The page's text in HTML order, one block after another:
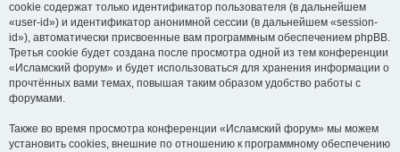
cookie содержат только идентификатор пользователя (в дальнейшем
«user-id») и идентификатор анонимной сессии (в дальнейшем «session-
id»), автоматически присвоенные вам программным обеспечением phpBB.
Третья cookie будет создана после просмотра одной из тем конференции
«Исламский форум» и будет использоваться для хранения информации о
прочтённых вами темах, повышая таким образом удобство работы с
форумами.
Также во время просмотра конференции «Исламский форум» мы можем
установить cookies, внешние по отношению к программному обеспечению